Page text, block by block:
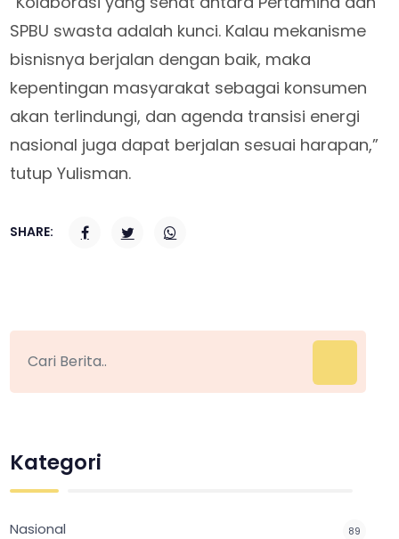
SPBU swasta adalah kunci. Kalau mekanisme
bisnisnya berjalan dengan baik, maka
kepentingan masyarakat sebagai konsumen
akan terlindungi, dan agenda transisi energi
nasional juga dapat berjalan sesuai harapan,”
tutup Yulisman.
SHARE:
Kategori
Nasional 89